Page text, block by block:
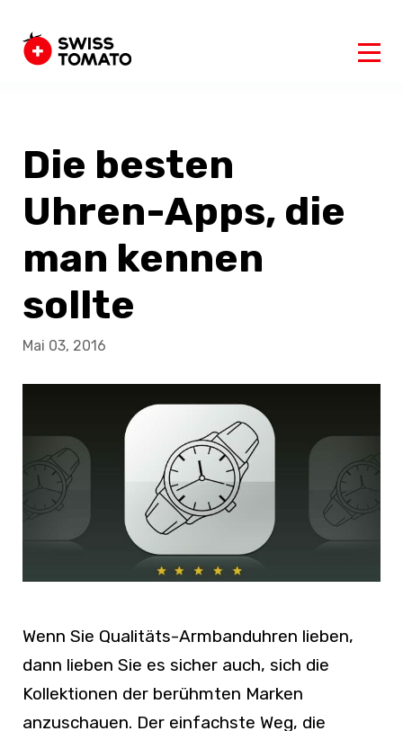
Die besten
Uhren-Apps, die
man kennen
sollte
Mai 03, 2016
Wenn Sie Qualitäts-Armbanduhren lieben,
dann lieben Sie es sicher auch, sich die
Kollektionen der berühmten Marken
anzuschauen. Der einfachste Weg, die